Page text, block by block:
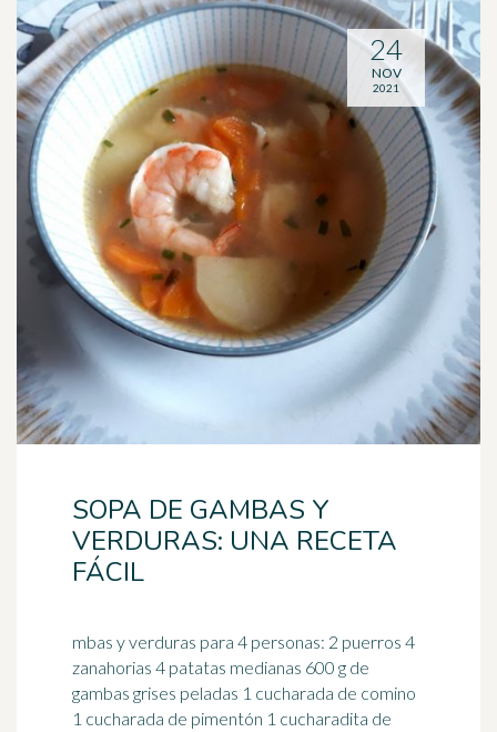
SOPA DE GAMBAS Y
VERDURAS: UNA RECETA
FÁCIL
mbas y verduras para 4 personas: 2 puerros 4
zanahorias 4 patatas medianas 600 g de
gambas grises peladas 1 cucharada de comino
1 cucharada de pimentón 1 cucharadita de
24
NOV
2021